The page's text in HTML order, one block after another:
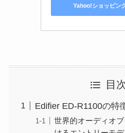
Yahoo!ショッピン
目
Edifier ED-R1100の特
世界的オーディオ